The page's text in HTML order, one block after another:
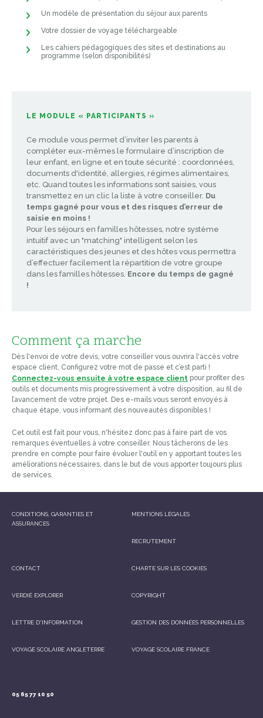
Un modèle de présentation du séjour aux parents
Votre dossier de voyage téléchargeable
Les cahiers pédagogiques des sites et destinations au
programme (selon disponibilités)
LE MODULE « PARTICIPANTS »
Ce module vous permet d’inviter les parents à
compléter eux-mêmes le formulaire d’inscription de
leur enfant, en ligne et en toute sécurité : coordonnées,
documents d'identité, allergies, régimes alimentaires,
etc. Quand toutes les informations sont saisies, vous
transmettez en un clic la liste à votre conseiller. Du
temps gagné pour vous et des risques d’erreur de
saisie en moins !
Pour les séjours en familles hôtesses, notre système
intuitif avec un "matching" intelligent selon les
caractéristiques des jeunes et des hôtes vous permettra
d’effectuer facilement la répartition de votre groupe
dans les familles hôtesses. Encore du temps de gagné
!
Comment ça marche
Dès l'envoi de votre devis, votre conseiller vous ouvrira l'accès votre
espace client. Configurez votre mot de passe et c’est parti !
Connectez-vous ensuite à votre espace client pour profiter des
outils et documents mis progressivement à votre disposition, au fil de
l’avancement de votre projet. Des e-mails vous seront envoyés à
chaque étape, vous informant des nouveautés disponibles !
Cet outil est fait pour vous, n'hésitez donc pas à faire part de vos
remarques éventuelles à votre conseiller. Nous tâcherons de les
prendre en compte pour faire évoluer l'outil en y apportant toutes les
améliorations nécessaires, dans le but de vous apporter toujours plus
de services.
05 65 77 10 50
CONDITIONS, GARANTIES ET
ASSURANCES
MENTIONS LÉGALES
RECRUTEMENT
CONTACT CHARTE SUR LES COOKIES
VERDIÉ EXPLORER COPYRIGHT
LETTRE D'INFORMATION GESTION DES DONNÉES PERSONNELLES
VOYAGE SCOLAIRE ANGLETERRE VOYAGE SCOLAIRE FRANCE